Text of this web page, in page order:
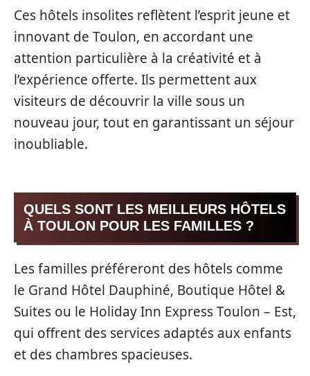
Ces hôtels insolites reflètent l’esprit jeune et
innovant de Toulon, en accordant une
attention particulière à la créativité et à
l’expérience offerte. Ils permettent aux
visiteurs de découvrir la ville sous un
nouveau jour, tout en garantissant un séjour
inoubliable.
QUELS SONT LES MEILLEURS HÔTELS
À TOULON POUR LES FAMILLES ?
Les familles préféreront des hôtels comme
le Grand Hôtel Dauphiné, Boutique Hôtel &
Suites ou le Holiday Inn Express Toulon – Est,
qui offrent des services adaptés aux enfants
et des chambres spacieuses.